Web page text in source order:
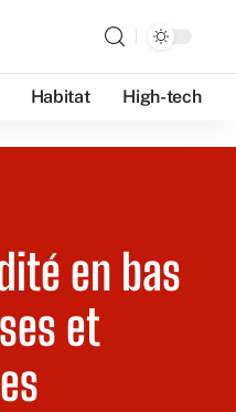
Habitat High-tech
en bas
et